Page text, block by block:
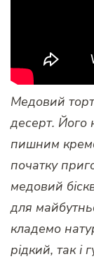
Медовий
десерт. Його
пишним
початку
медовий
для
кладемо
рідкий, так і